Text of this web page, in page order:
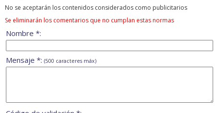
No se aceptarán los contenidos considerados como publicitarios
Se eliminarán los comentarios que no cumplan estas normas
Nombre *:
Mensaje *: (500 caracteres máx)